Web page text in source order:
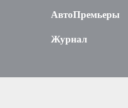
АвтоПремьеры
Журнал